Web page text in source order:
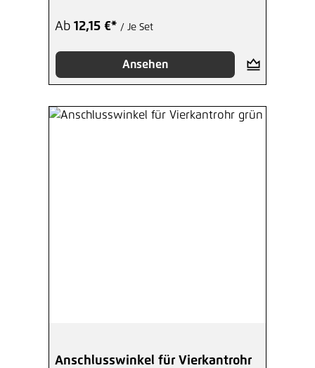
Ab 12,15 €* / Je Set
Ansehen
Anschlusswinkel für Vierkantrohr